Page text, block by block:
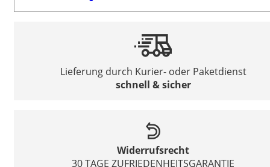
Lieferung durch Kurier- oder Paketdienst
schnell & sicher
Widerrufsrecht
30 TAGE ZUFRIEDENHEITSGARANTIE